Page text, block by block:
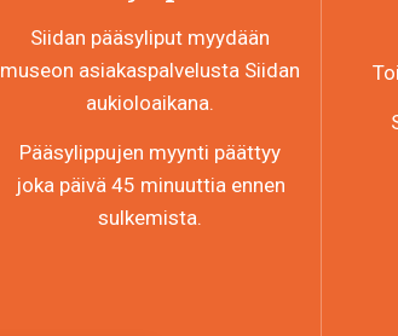
Siidan pääsyliput myydään
museon asiakaspalvelusta Siidan
aukioloaikana.
Pääsylippujen myynti päättyy
joka päivä 45 minuuttia ennen
sulkemista.